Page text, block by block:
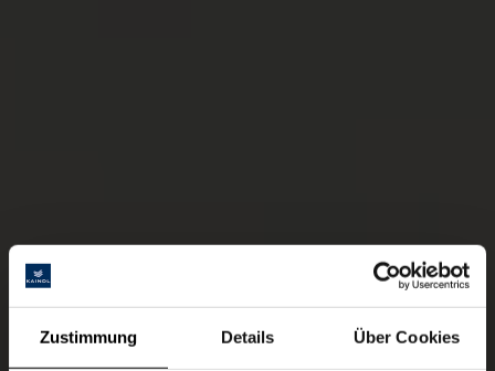
Zustimmung Details Über Cookies